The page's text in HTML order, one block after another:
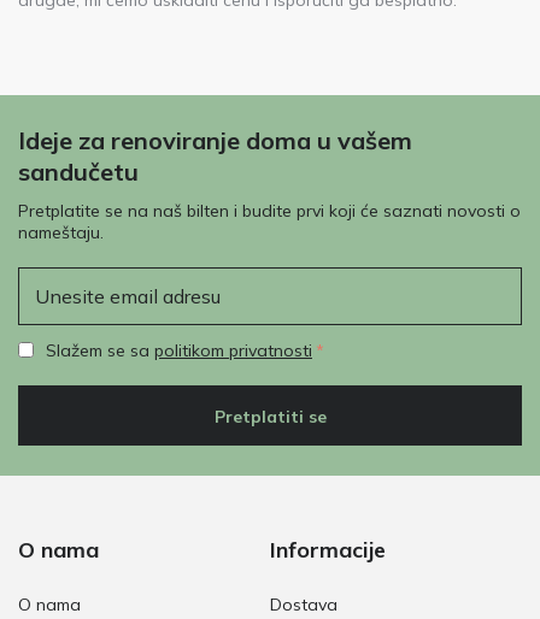
Ideje za renoviranje doma u vašem
sandučetu
Pretplatite se na naš bilten i budite prvi koji će saznati novosti o
nameštaju.
Slažem se sa politikom privatnosti
Pretplatiti se
O nama
O nama
Informacije
Dostava